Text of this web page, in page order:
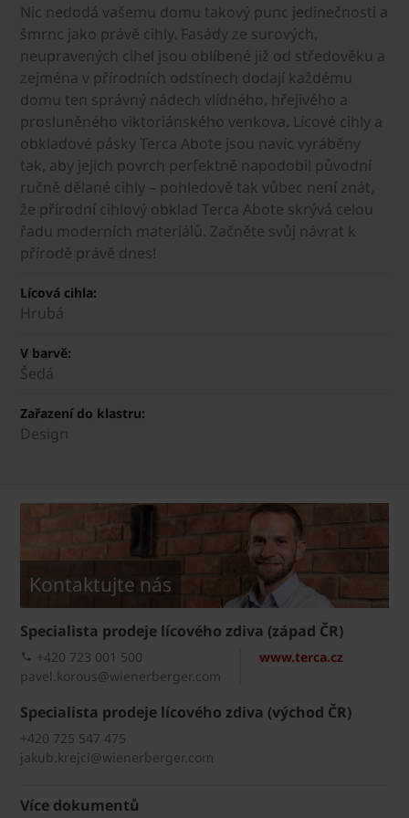
Nic nedodá vašemu domu takový punc jedinečnosti a
šmrnc jako právě cihly. Fasády ze surových,
neupravených cihel jsou oblíbené již od středověku a
zejména v přírodních odstínech dodají každému
domu ten správný nádech vlídného, hřejivého a
prosluněného viktoriánského venkova. Lícové cihly a
obkladové pásky Terca Abote jsou navíc vyráběny
tak, aby jejich povrch perfektně napodobil původní
ručně dělané cihly – pohledově tak vůbec není znát,
že přírodní cihlový obklad Terca Abote skrývá celou
řadu moderních materiálů. Začněte svůj návrat k
přírodě právě dnes!
Lícová cihla:
Hrubá
V barvě:
Šedá
Zařazení do klastru:
Design
Kontaktujte nás
Specialista prodeje lícového zdiva (západ ČR)
www.terca.cz
+420 723 001 500
pavel.korous@wienerberger.com
Specialista prodeje lícového zdiva (východ ČR)
+420 725 547 475
jakub.krejci@wienerberger.com
Více dokumentů